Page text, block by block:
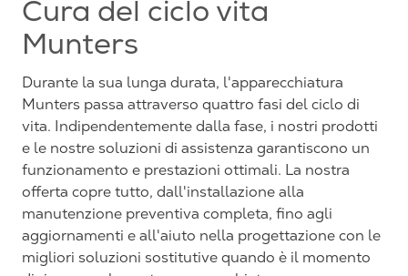
Cura del ciclo vita
Munters
Durante la sua lunga durata, l'apparecchiatura
Munters passa attraverso quattro fasi del ciclo di
vita. Indipendentemente dalla fase, i nostri prodotti
e le nostre soluzioni di assistenza garantiscono un
funzionamento e prestazioni ottimali. La nostra
offerta copre tutto, dall'installazione alla
manutenzione preventiva completa, fino agli
aggiornamenti e all'aiuto nella progettazione con le
migliori soluzioni sostitutive quando è il momento